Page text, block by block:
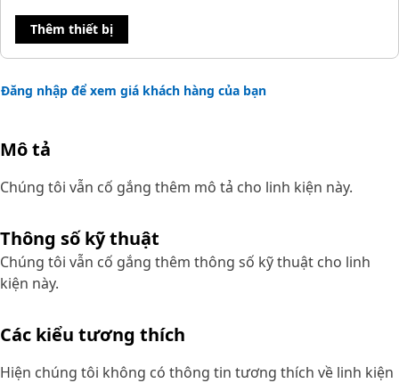
Thêm thiết bị
Đăng nhập để xem giá khách hàng của bạn
Mô tả
Chúng tôi vẫn cố gắng thêm mô tả cho linh kiện này.
Thông số kỹ thuật
Chúng tôi vẫn cố gắng thêm thông số kỹ thuật cho linh
kiện này.
Các kiểu tương thích
Hiện chúng tôi không có thông tin tương thích về linh kiện